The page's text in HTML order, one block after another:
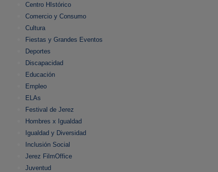
Centro HIstórico
Comercio y Consumo
Cultura
Fiestas y Grandes Eventos
Deportes
Discapacidad
Educación
Empleo
ELAs
Festival de Jerez
Hombres x Igualdad
Igualdad y Diversidad
Inclusión Social
Jerez FilmOffice
Juventud